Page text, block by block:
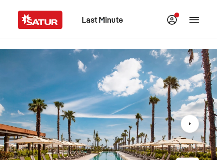
Last Minute